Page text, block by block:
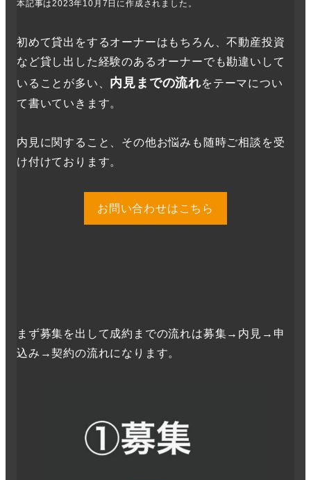
本記事は2023年10月7日に作成されました。
初めて貸出をするオーナーはもちろん、不動産投資
など貸し出した経験のあるオーナーでも勘違いして
いることが多い、 内見までの流れをテーマについ
て書いていきます。
内見に関すること、その他お悩みも随時ご相談を受
け付けております。
お問い合わせはこちら
まず募集を出して成約までの流れは募集→内見→申
込み→契約の流れになります。